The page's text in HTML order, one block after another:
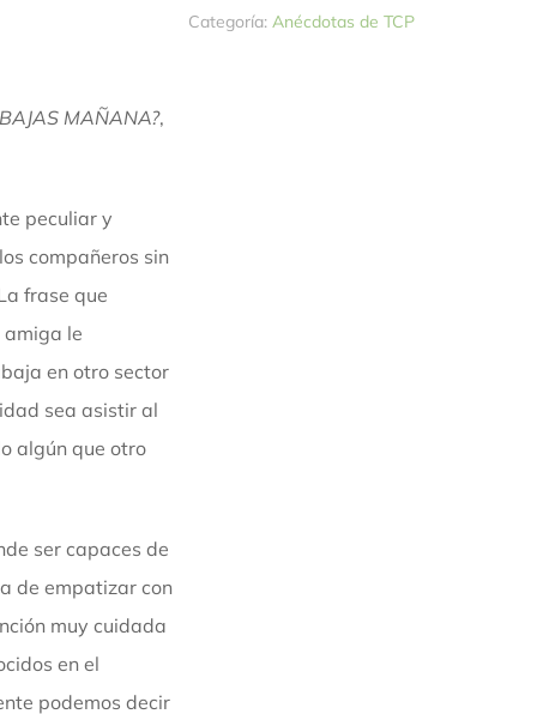
Categoría:Anécdotas de TCP
MAÑANA?,
peculiar y
compañeros sin
frase que
amiga le
en otro sector
sea asistir al
algún que otro
ser capaces de
de empatizar con
muy cuidada
en el
podemos decir